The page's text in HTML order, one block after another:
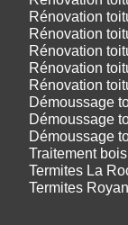
Rénovation
Rénovation
Rénovation
Rénovation
Rénovation
Démoussage
Démoussage
Démoussage
Traitement
Termites La
Termites Royan